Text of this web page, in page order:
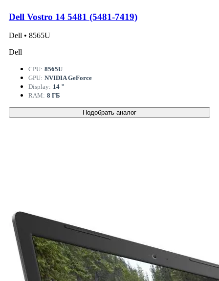
Dell Vostro 14 5481 (5481-7419)
Dell • 8565U
Dell
CPU: 8565U
GPU: NVIDIA GeForce
Display: 14 "
RAM: 8 ГБ
Подобрать аналог